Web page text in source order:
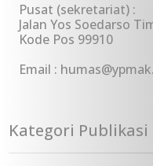
Pusat (sekretariat) :
Jalan Yos Soedarso
Kode Pos 99910
Email :
Kategori Publikasi